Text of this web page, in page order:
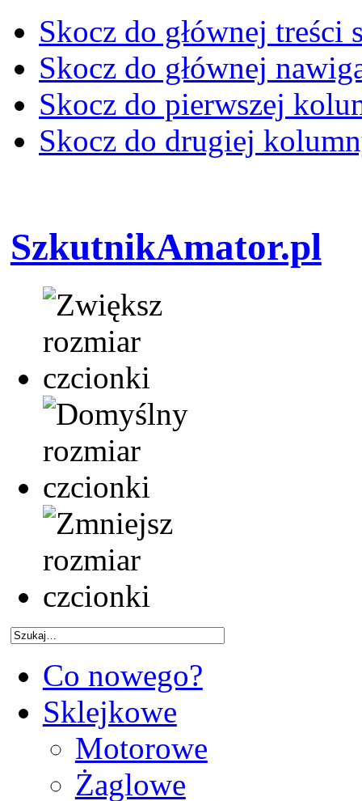
Skocz do głównej treści
Skocz do głównej
Skocz do pierwszej
Skocz do drugiej
SzkutnikAmator.pl
Co nowego?
Sklejkowe
Motorowe
Żaglowe